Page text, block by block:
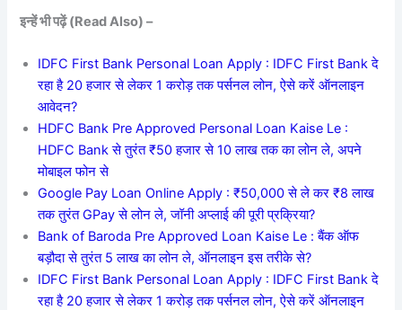
इन्हें भी पढ़ें (Read Also) –
IDFC First Bank Personal Loan Apply : IDFC First Bank दे
रहा है 20 हजार से लेकर 1 करोड़ तक पर्सनल लोन, ऐसे करें ऑनलाइन
आवेदन?
HDFC Bank Pre Approved Personal Loan Kaise Le :
HDFC Bank से तुरंत ₹50 हजार से 10 लाख तक का लोन ले, अपने
मोबाइल फोन से
Google Pay Loan Online Apply : ₹50,000 से ले कर ₹8 लाख
तक तुरंत GPay से लोन ले, जॉनी अप्लाई की पूरी प्रक्रिया?
Bank of Baroda Pre Approved Loan Kaise Le : बैंक ऑफ
बड़ौदा से तुरंत 5 लाख का लोन ले, ऑनलाइन इस तरीके से?
IDFC First Bank Personal Loan Apply : IDFC First Bank दे
रहा है 20 हजार से लेकर 1 करोड़ तक पर्सनल लोन, ऐसे करें ऑनलाइन